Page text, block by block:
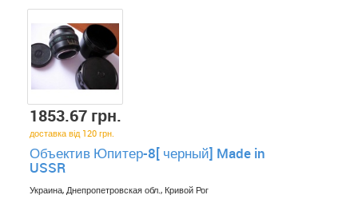
1853.67 грн.
доставка від 120 грн.
Объектив Юпитер-8[ черный] Made in
USSR
Украина, Днепропетровская обл., Кривой Рог